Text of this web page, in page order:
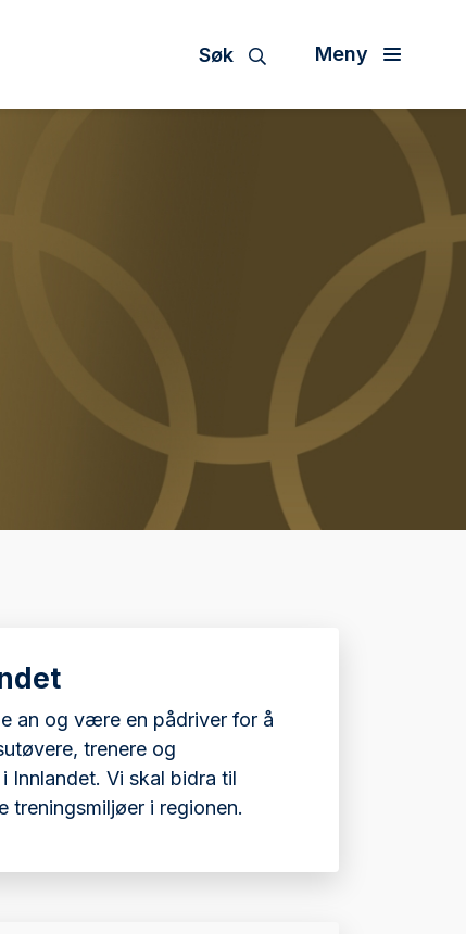
Søk Meny
an og være en pådriver for å
trenere og
Innlandet. Vi skal bidra til
treningsmiljøer i regionen.